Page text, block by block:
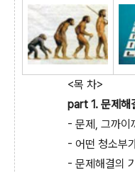
<목 차>
part 1. 문제해
- 문제, 그까이
- 어떤 청소부
- 문제해결의